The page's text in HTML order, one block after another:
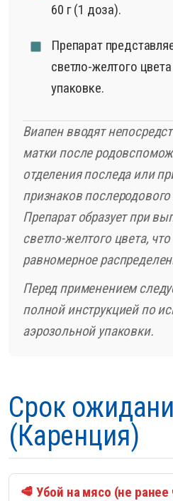
60 г (1 доза).
Препарат
светло-желтого
упаковке.
Виапен вводят
матки после
отделения последа или
признаков
Препарат образует при
светло-желтого цвета,
равномерное
Перед применением
полной инструкцией по
аэрозольной упаковки.
Срок
(Каренция)
🥩 Убой на мясо (не